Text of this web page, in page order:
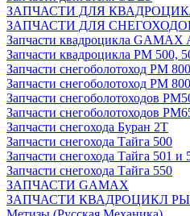
ЗАПЧАСТИ ДЛЯ
ЗАПЧАСТИ ДЛЯ
Запчасти квадроцикла
Запчасти квадроцикла РМ 500,
Запчасти снегоболотоход РМ
Запчасти снегоболотоход РМ
Запчасти снегоболотоходов
Запчасти снегоболотоходов
Запчасти снегохода Буран 2Т
Запчасти снегохода Тайга 500
Запчасти снегохода Тайга 501 и
Запчасти снегохода Тайга 550
ЗАПЧАСТИ GAMAX
ЗАПЧАСТИ КВАДРОЦИКЛ